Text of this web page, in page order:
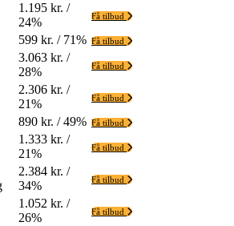
1.195 kr. /
24%
Få tilbud
599 kr. / 71% Få tilbud
3.063 kr. /
28%
Få tilbud
2.306 kr. /
21%
Få tilbud
890 kr. / 49% Få tilbud
1.333 kr. /
21%
Få tilbud
2.384 kr. /
34%
Få tilbud
1.052 kr. /
26%
Få tilbud